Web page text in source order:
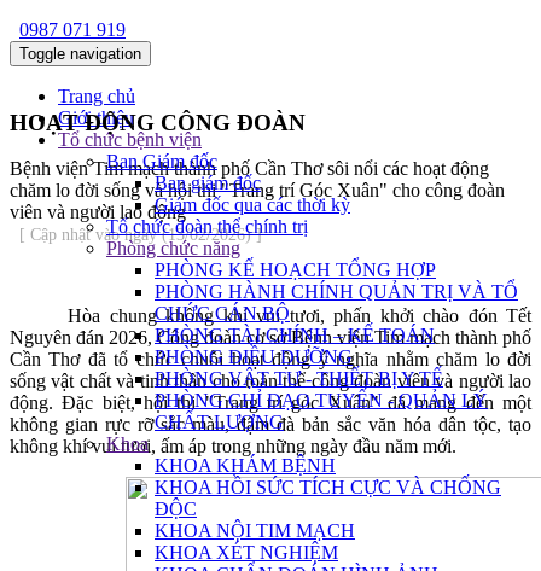
0987 071 919
Toggle navigation
Trang chủ
Giới thiệu
Tổ chức bệnh viện
Ban Giám đốc
Ban giám đốc
Giám đốc qua các thời kỳ
Tổ chức đoàn thể chính trị
Phòng chức năng
PHÒNG KẾ HOẠCH TỔNG HỢP
PHÒNG HÀNH CHÍNH QUẢN TRỊ VÀ TỔ
CHỨC CÁN BỘ
PHÒNG TÀI CHÍNH – KẾ TOÁN
PHÒNG ĐIỀU DƯỠNG
PHÒNG VẬT TƯ - THIẾT BỊ Y TẾ
PHÒNG CHỈ ĐẠO TUYẾN - QUẢN LÝ
CHẤT LƯỢNG
Khoa
KHOA KHÁM BỆNH
KHOA HỒI SỨC TÍCH CỰC VÀ CHỐNG
ĐỘC
KHOA NỘI TIM MẠCH
KHOA XÉT NGHIỆM
HOẠT ĐỘNG CÔNG ĐOÀN
Bệnh viện Tim mạch thành phố Cần Thơ sôi nổi các hoạt động
chăm lo đời sống và hội thi "Trang trí Góc Xuân" cho công đoàn
viên và người lao động
[ Cập nhật vào ngày (13/02/2026) ]
Hòa chung không khí vui tươi, phấn khởi chào đón Tết
Nguyên đán 2026, Công đoàn cơ sở Bệnh viện Tim mạch thành phố
Cần Thơ đã tổ chức chuỗi hoạt động ý nghĩa nhằm chăm lo đời
sống vật chất và tinh thần cho toàn thể công đoàn viên và người lao
động. Đặc biệt, hội thi "Trang trí góc Xuân" đã mang đến một
không gian rực rỡ sắc màu, đậm đà bản sắc văn hóa dân tộc, tạo
không khí vui tươi, ấm áp trong những ngày đầu năm mới.